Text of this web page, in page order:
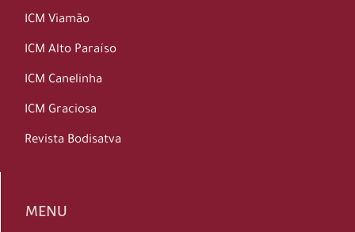
ICM Viamão
ICM Alto Paraíso
ICM Canelinha
ICM Graciosa
Revista Bodisatva
MENU